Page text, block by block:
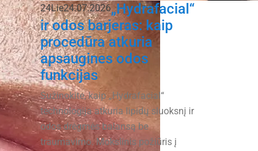
24Lie24.07.2026„Hydrafacial“
ir odos barjeras: kaip
procedūra atkuria
apsaugines odos
funkcijas
Sužinokite, kaip „Hydrafacial“
technologija atkuria lipidų sluoksnį ir
odos drėgmės balansą be
traumavimo. Mokslinis požiūris į